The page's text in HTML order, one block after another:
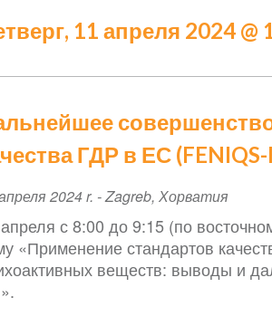
11 апреля 2024 @
ГДР в ЕС (FENIQS-
2024 r. -Zagreb, Хорватия
с 8:00 до 9:15 (по
«Применение стандартов
веществ: выводы и